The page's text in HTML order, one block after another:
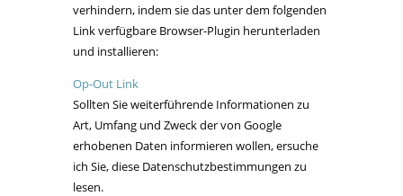
verhindern, indem sie das unter dem folgenden
Link verfügbare Browser-Plugin herunterladen
und installieren:
Op-Out Link
Sollten Sie weiterführende Informationen zu
Art, Umfang und Zweck der von Google
erhobenen Daten informieren wollen, ersuche
ich Sie, diese Datenschutzbestimmungen zu
lesen.